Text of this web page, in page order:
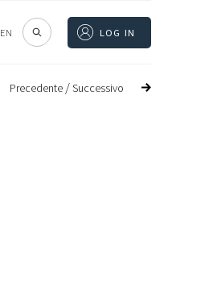
EN LOG IN
Precedente /Successivo